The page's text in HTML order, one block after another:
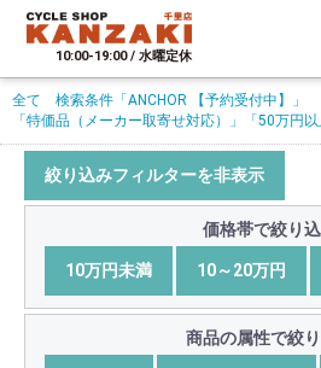
10:00-19:00 / 水曜定休
全て 検索条件 「ANCHOR 【予約受付中】」
「特価品（メーカー取寄せ対応）」
「50万円
絞り込みフィルターを非表示
価格帯で絞り
10万円未満 10～20万円
商品の属性で絞